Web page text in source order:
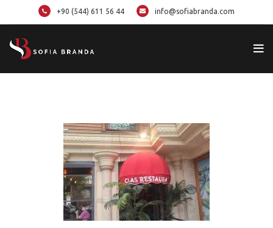
+90 (544) 611 56 44 info@sofiabranda.com